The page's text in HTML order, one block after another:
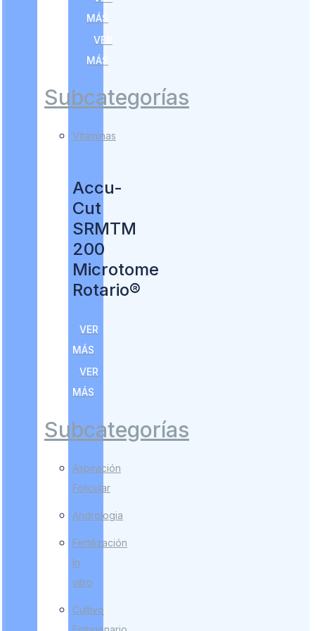
MÁS
VER
MÁS
Subcategorías
Vitaminas
Accu-
Cut
SRMTM
200
Microtome
Rotario®
VER
MÁS
VER
MÁS
Subcategorías
Aspiración
Folicular
Andrologia
Fertilización
In
vitro
Cultivo